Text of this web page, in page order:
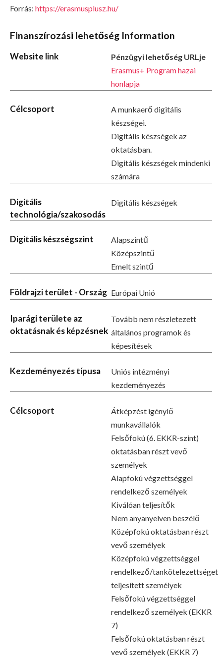
Forrás: https://erasmusplusz.hu/
Finanszírozási lehetőség Information
Website link
Pénzügyi lehetőség URLje
Erasmus+ Program hazai
honlapja
Célcsoport
A munkaerő digitális
készségei.
Digitális készségek az
oktatásban.
Digitális készségek mindenki
számára
Digitális
technológia/szakosodás
Digitális készségek
Digitális készségszint
Alapszintű
Középszintű
Emelt szintű
Földrajzi terület - Ország Európai Unió
Iparági területe az
oktatásnak és képzésnek
Tovább nem részletezett
általános programok és
képesítések
Kezdeményezés típusa
Uniós intézményi
kezdeményezés
Célcsoport
Átképzést igénylő
munkavállalók
Felsőfokú (6. EKKR-szint)
oktatásban részt vevő
személyek
Alapfokú végzettséggel
rendelkező személyek
Kiválóan teljesítők
Nem anyanyelven beszélő
Középfokú oktatásban részt
vevő személyek
Középfokú végzettséggel
rendelkező/tankötelezettséget
teljesített személyek
Felsőfokú végzettséggel
rendelkező személyek (EKKR
7)
Felsőfokú oktatásban részt
vevő személyek (EKKR 7)